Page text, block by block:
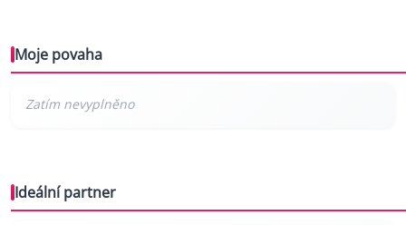
Moje povaha
Ideální partner